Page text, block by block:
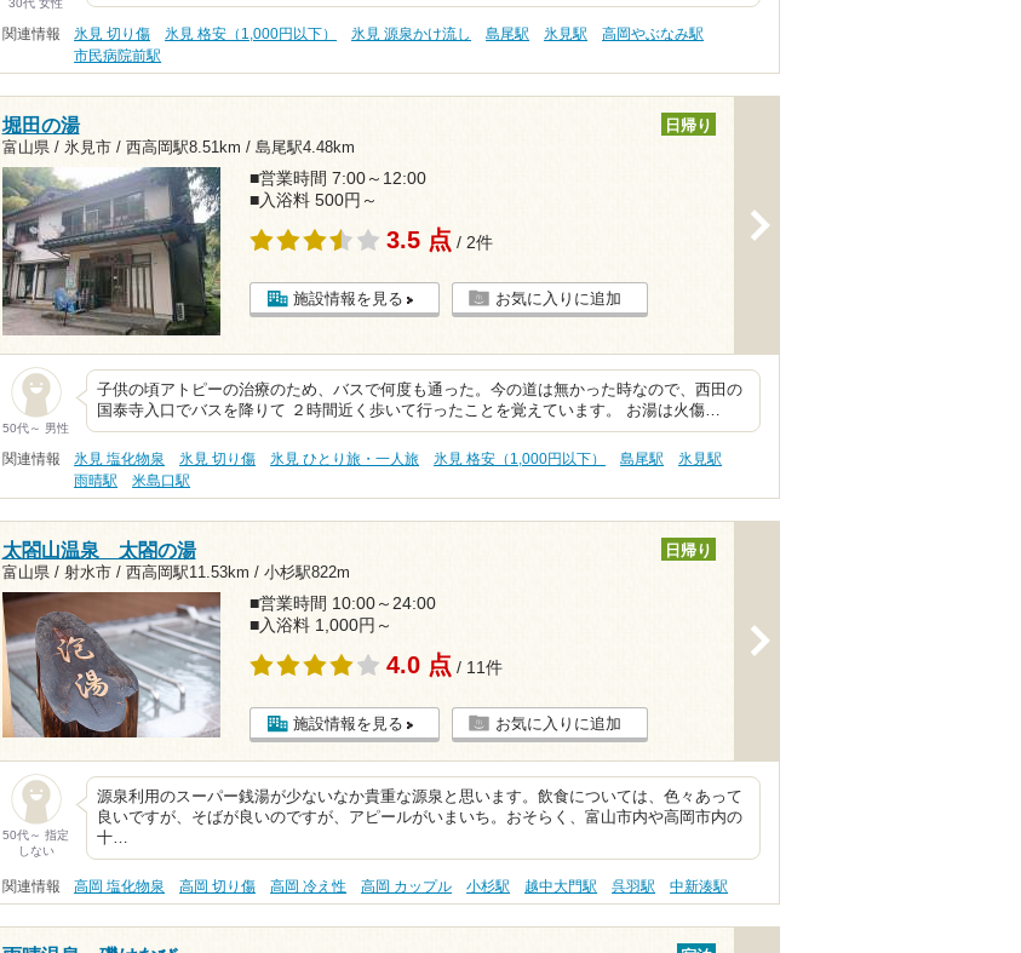
30代 女性
関連情報 氷見 切り傷 氷見 格安（1,000円以下） 氷見 源泉かけ流し 島尾駅 氷見駅
高岡やぶなみ駅
市民病院前駅
堀田の湯
富山県 / 氷見市 / 西高岡駅8.51km / 島尾駅4.48km
日帰り
■営業時間 7:00～12:00
■入浴料 500円～
3.5 点 / 2件
施設情報を見る お気に入りに追加
50代～ 男性
子供の頃アトピーの治療のため、バスで何度も通った。今の道は無かった時なので、西田の
国泰寺入口でバスを降りて ２時間近く歩いて行ったことを覚えています。 お湯は火傷…
関連情報 氷見 塩化物泉 氷見 切り傷 氷見 ひとり旅・一人旅 氷見 格安（1,000円以下） 島尾駅
氷見駅
雨晴駅
米島口駅
太閤山温泉 太閤の湯
富山県 / 射水市 / 西高岡駅11.53km / 小杉駅822m
日帰り
■営業時間 10:00～24:00
■入浴料 1,000円～
4.0 点 / 11件
施設情報を見る お気に入りに追加
50代～ 指定
しない
源泉利用のスーパー銭湯が少ないなか貴重な源泉と思います。飲食については、色々あって
良いですが、そばが良いのですが、アピールがいまいち。おそらく、富山市内や高岡市内の
十…
関連情報 高岡 塩化物泉 高岡 切り傷 高岡 冷え性 高岡 カップル 小杉駅 越中大門駅 呉羽駅 中新湊駅